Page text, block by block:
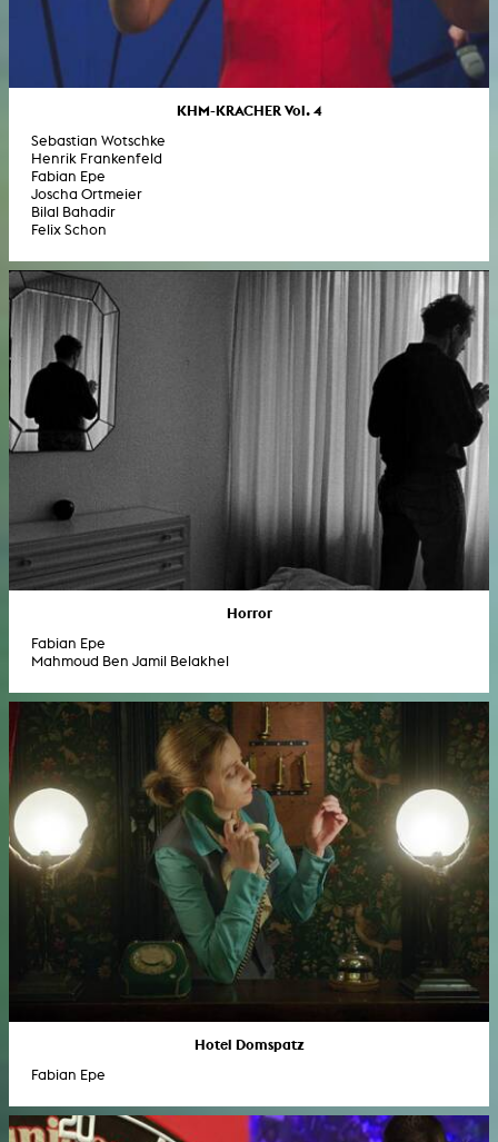
KHM-KRACHER Vol. 4
Sebastian Wotschke
Henrik Frankenfeld
Fabian Epe
Joscha Ortmeier
Bilal Bahadir
Felix Schon
Horror
Fabian Epe
Mahmoud Ben Jamil Belakhel
Hotel Domspatz
Fabian Epe